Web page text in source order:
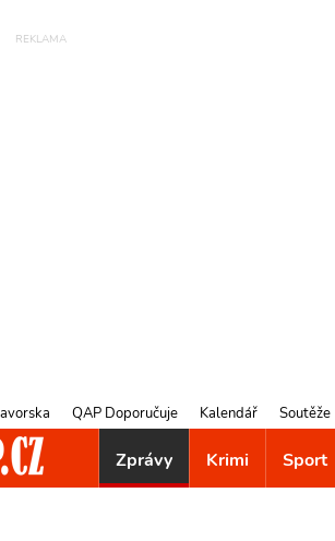
QAP Doporučuje Kalendář Soutěže
Zprávy Krimi Sport